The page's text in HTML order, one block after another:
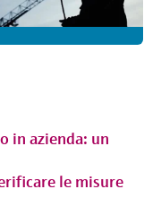
in azienda: un
le misure